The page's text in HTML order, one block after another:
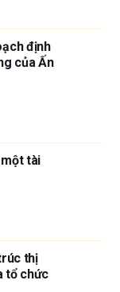
định
của Ấn
tài
thị
tổ chức